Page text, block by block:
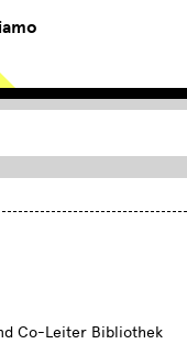
Co-Leiter Bibliothek